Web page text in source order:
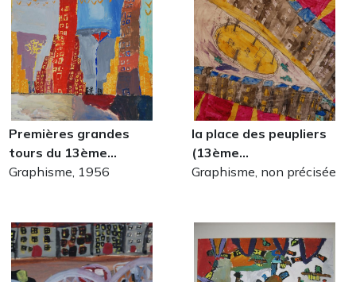
Premières grandes
tours du 13ème…
Graphisme, 1956
la place des peupliers
(13ème…
Graphisme, non précisée